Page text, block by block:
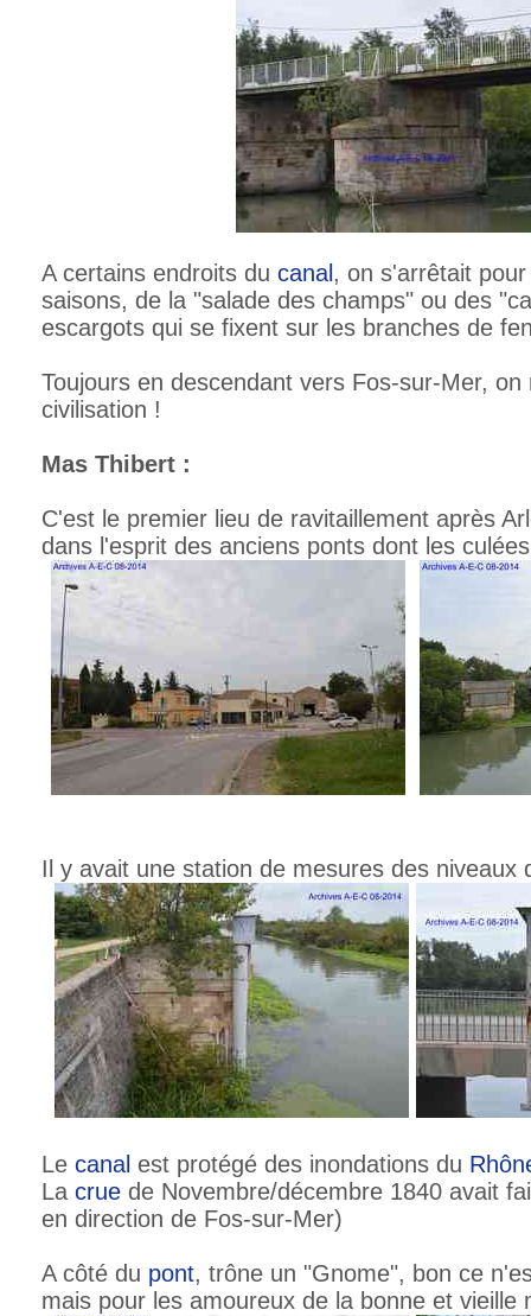
A certains endroits du canal , on s'arrêtait
saisons, de la "salade des champs" ou des
escargots qui se fixent sur les branches de
Toujours en descendant vers Fos-sur-Mer,
civilisation !
Mas Thibert :
C'est le premier lieu de ravitaillement après
dans l'esprit des anciens ponts dont les
Il y avait une station de mesures des niveaux
Le canal est protégé des inondations du
La crue de Novembre/décembre 1840 avait
en direction de Fos-sur-Mer)
A côté du pont, trône un "Gnome", bon ce
mais pour les amoureux de la bonne et vieille